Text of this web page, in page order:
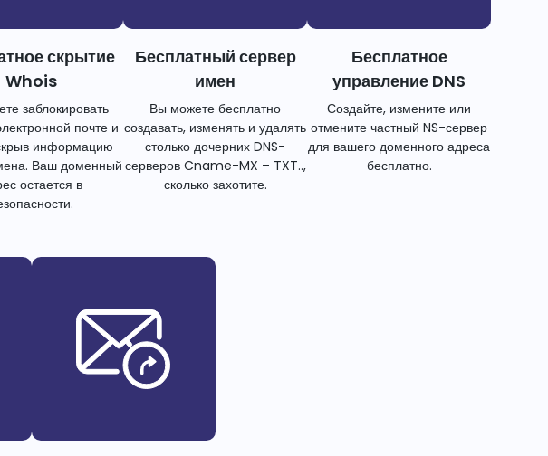
скрытие
Whois
заблокировать
почте и
информацию
Ваш доменный
остается в
Бесплатный сервер
имен
Вы можете бесплатно
создавать, изменять и удалять
столько дочерних DNS-
серверов Cname-MX – TXT..,
сколько захотите.
Бесплатное
управление DNS
Создайте, измените или
отмените частный NS-сервер
для вашего доменного адреса
бесплатно.